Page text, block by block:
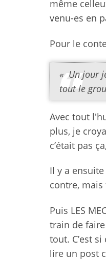
même
venu-es en
Pour le
« Un jour
tout le
Avec tout
plus, je
c’était pas
Il y a
contre,
Puis LES
train de
tout. C’est
lire un post